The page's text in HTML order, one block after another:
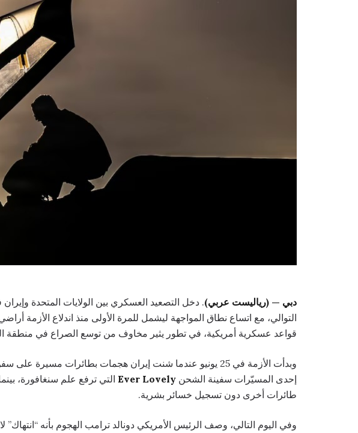
دبي — (رياليست عربي). دخل التصعيد العسكري بين الولايات المتحدة
التوالي، مع اتساع نطاق المواجهة ليشمل للمرة الأولى منذ اندلاع الأزمة
قواعد عسكرية أمريكية، في تطور يثير مخاوف من توسع الصراع في منطقة
وبدأت الأزمة في 25 يونيو عندما شنت إيران هجمات بطائرات
إحدى المسيّرات سفينة الشحن Ever Lovely التي ترفع علم سنغافورة،
طائرات أخرى دون تسجيل خسائر بشرية.
وفي اليوم التالي، وصف الرئيس الأمريكي دونالد ترامب الهجوم بأنه “انتهاك”